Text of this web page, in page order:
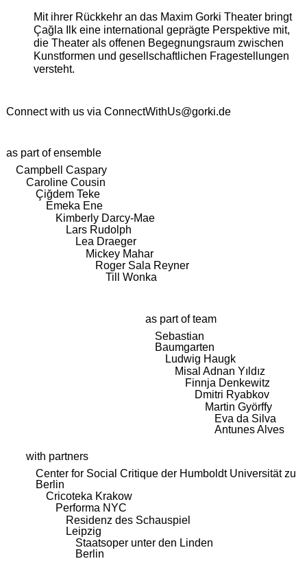
Mit ihrer Rückkehr an das Maxim Gorki Theater bringt
Çağla Ilk eine international geprägte Perspektive mit,
die Theater als offenen Begegnungsraum zwischen
Kunstformen und gesellschaftlichen Fragestellungen
versteht.
Connect with us via ConnectWithUs@gorki.de
as part of ensemble
Campbell Caspary
Caroline Cousin
Çiğdem Teke
Emeka Ene
Kimberly Darcy-Mae
Lars Rudolph
Lea Draeger
Mickey Mahar
Roger Sala Reyner
Till Wonka
as part of team
Sebastian
Baumgarten
Ludwig Haugk
Misal Adnan Yıldız
Finnja Denkewitz
Dmitri Ryabkov
Martin Györffy
Eva da Silva
Antunes Alves
with partners
Center for Social Critique der Humboldt Universität zu
Berlin
Cricoteka Krakow
Performa NYC
Residenz des Schauspiel
Leipzig
Staatsoper unter den Linden
Berlin